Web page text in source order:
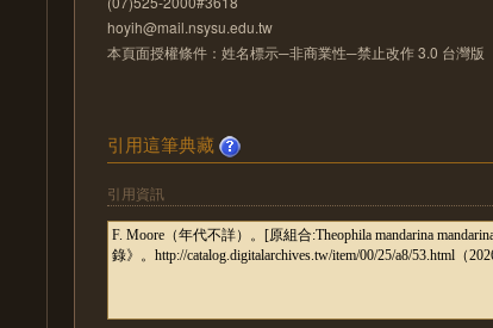
hoyih@mail.nsysu.edu.tw
本頁面授權條件：姓名標示─非商業性─禁止改作 3.0 台灣版
引用這筆典藏
引用資訊